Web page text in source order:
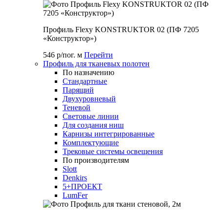
Профиль Flexy KONSTRUKTOR 02 (ПФ 7205
«Конструктор»)
546 р/пог. м Перейти
Профиль для тканевых полотен
По назначению
Стандартные
Парящий
Двухуровневый
Теневой
Световые линии
Для создания ниш
Карнизы интегрированные
Комплектующие
Трековые системы освещения
По производителям
Slott
Denkirs
5+ПРОЕКТ
LumFer